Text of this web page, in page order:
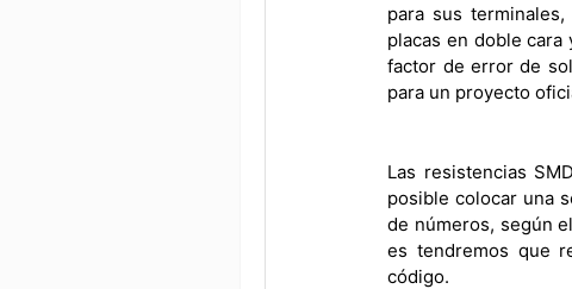
para sus
placas en doble
factor de error de
para un proyecto
Las resistencias
posible colocar una
de números, según
es tendremos que
código.